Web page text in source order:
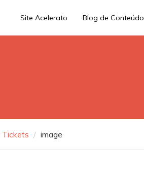
Site Acelerato Blog de Conteúdo
Tickets image